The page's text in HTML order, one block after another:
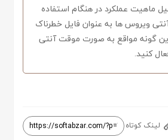
ماهیت عملکرد در هنگام استفاده
ویروس ها به عنوان فایل خطرناک
گونه مواقع به صورت موقت آنتی
کنید.
لینک کوتاه